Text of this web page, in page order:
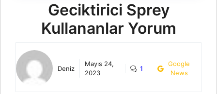
Geciktirici Sprey
Kullananlar Yorum
Deniz
Mayıs 24,
2023
1
Google
News